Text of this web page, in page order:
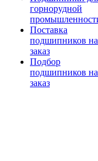
горнорудной
Поставка
подшипников на
заказ
Подбор
подшипников на
заказ